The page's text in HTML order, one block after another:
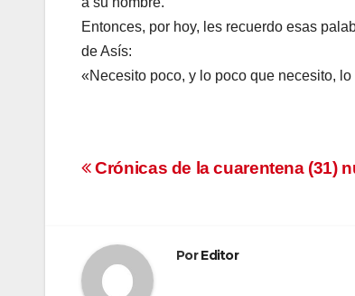
Entonces, por hoy, les recuerdo esas
de Asís:
«Necesito poco, y lo poco que necesito,
Navegación
entradas
Crónicas de la cuarentena (31)
PorEditor